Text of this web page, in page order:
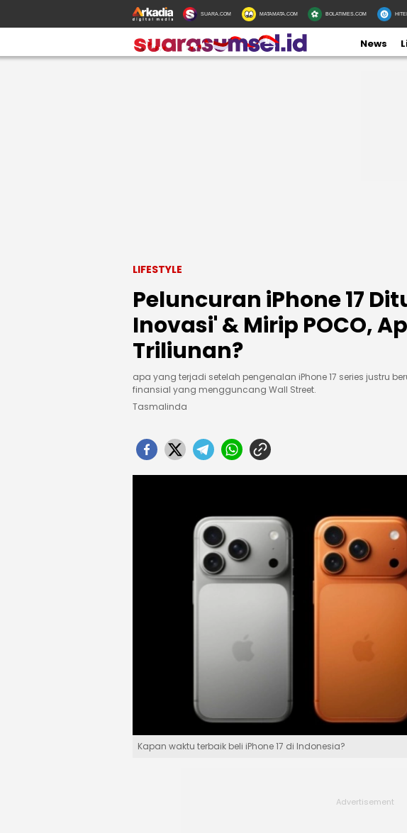
SUARA.COM MATAMATA.COM BOLATIMES.COM
News
LIFESTYLE
Peluncuran iPhone 17
Inovasi' & Mirip POCO,
Triliunan?
apa yang terjadi setelah pengenalan iPhone 17 series justru
finansial yang mengguncang Wall Street.
Tasmalinda
Kapan waktu terbaik beli iPhone 17 di Indonesia?